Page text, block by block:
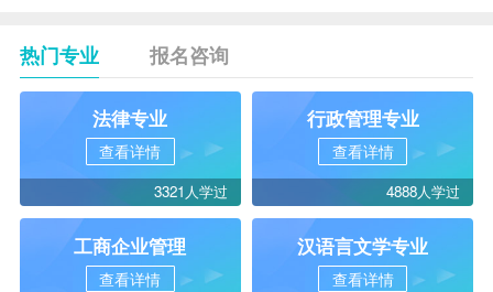
热门专业 报名咨询
法律专业
查看详情
3321人学过
行政管理专业
查看详情
4888人学过
工商企业管理
查看详情
汉语言文学专业
查看详情